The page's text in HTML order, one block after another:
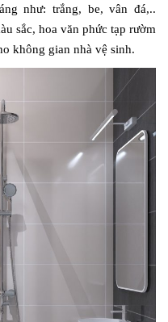
như: trắng, be, vân đá,..
sắc, hoa văn phức tạp rườm
không gian nhà vệ sinh.